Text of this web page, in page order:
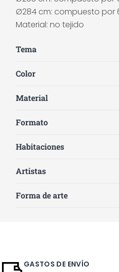
Ø284 cm: compuesto por
Material: no tejido
Tema
Color
Material
Formato
Habitaciones
Artistas
Forma de arte
GASTOS DE ENVÍO